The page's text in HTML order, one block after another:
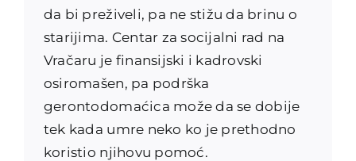
da bi preživeli, pa ne stižu da brinu o
starijima. Centar za socijalni rad na
Vračaru je finansijski i kadrovski
osiromašen, pa podrška
gerontodomaćica može da se dobije
tek kada umre neko ko je prethodno
koristio njihovu pomoć.